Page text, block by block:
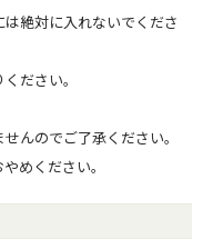
絶対に入れないでくださ
ださい。
んのでご了承ください。
めください。